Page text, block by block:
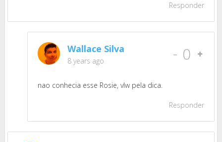
Responder
Wallace Silva
8 years ago - 0
nao conhecia esse Rosie, vlw pela dica.
Responder